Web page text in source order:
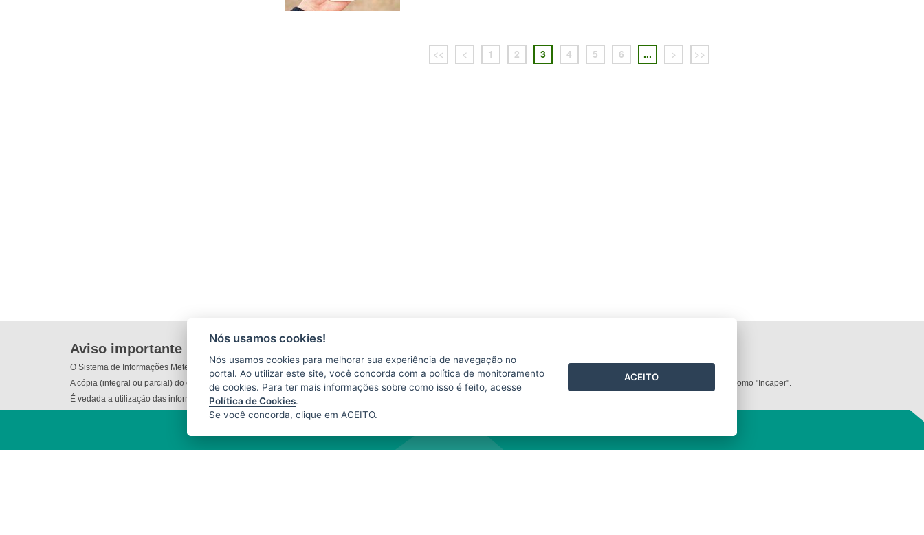
<< < 1 2 3 4 5 6 ... > >>
Aviso importante
O Sistema de Informações Meteorológicas do Incaper (SIM) não se responsabiliza pelo uso indevido das informações e/ou dos produtos disponibilizados neste
A cópia (integral ou parcial) do conteúdo disponibilizado neste website depende da expressa autorização do SIM. A fonte das informações e dados deve ser mencionada sempre como "Incaper".
É vedada a utilização das informações e/ou dos produtos disponibilizados neste
Nós usamos cookies!
Nós usamos cookies para melhorar sua experiência de navegação no
portal. Ao utilizar este site, você concorda com a política de monitoramento
de cookies. Para ter mais informações sobre como isso é feito, acesse
Política de Cookies.
Se você concorda, clique em ACEITO.
ACEITO